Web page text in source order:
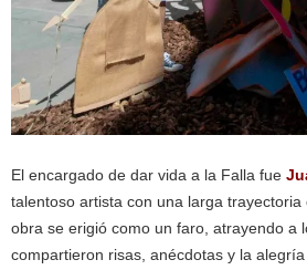
El encargado de dar vida a la Falla fue
talentoso artista con una larga
obra se erigió como un faro, atrayendo a
compartieron risas, anécdotas y la